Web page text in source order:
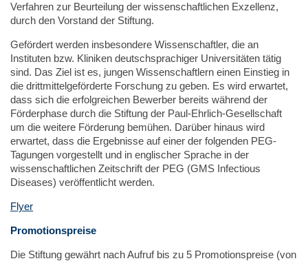
Verfahren zur Beurteilung der wissenschaftlichen Exzellenz,
durch den Vorstand der Stiftung.
Gefördert werden insbesondere Wissenschaftler, die an
Instituten bzw. Kliniken deutschsprachiger Universitäten tätig
sind. Das Ziel ist es, jungen Wissenschaftlern einen Einstieg in
die drittmittelgeförderte Forschung zu geben. Es wird erwartet,
dass sich die erfolgreichen Bewerber bereits während der
Förderphase durch die Stiftung der Paul-Ehrlich-Gesellschaft
um die weitere Förderung bemühen. Darüber hinaus wird
erwartet, dass die Ergebnisse auf einer der folgenden PEG-
Tagungen vorgestellt und in englischer Sprache in der
wissenschaftlichen Zeitschrift der PEG (GMS Infectious
Diseases) veröffentlicht werden.
Flyer
Promotionspreise
Die Stiftung gewährt nach Aufruf bis zu 5 Promotionspreise (von